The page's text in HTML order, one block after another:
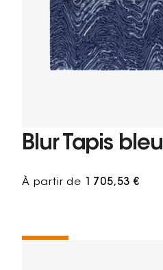
Blur Tapis bleu
À partir de 1 705,53 €